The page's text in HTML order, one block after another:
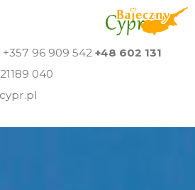
96 909 542 +48 602 131
040